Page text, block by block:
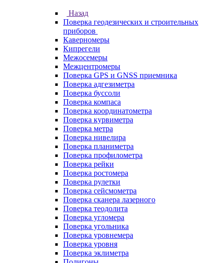
Назад
Поверка геодезических и строительных
приборов
Каверномеры
Кипрегели
Межосемеры
Межцентромеры
Поверка GPS и GNSS приемника
Поверка адгезиметра
Поверка буссоли
Поверка компаса
Поверка координатометра
Поверка курвиметра
Поверка метра
Поверка нивелира
Поверка планиметра
Поверка профилометра
Поверка рейки
Поверка ростомера
Поверка рулетки
Поверка сейсмометра
Поверка сканера лазерного
Поверка теодолита
Поверка угломера
Поверка угольника
Поверка уровнемера
Поверка уровня
Поверка эклиметра